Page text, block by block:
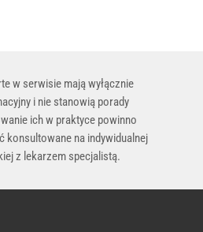
w serwisie mają wyłącznie
i nie stanowią porady
ich w praktyce powinno
konsultowane na indywidualnej
z lekarzem specjalistą.